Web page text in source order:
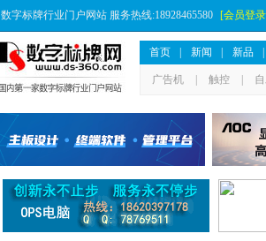
数字标牌行业门户网站 服务热线:18928465580 [会员登
首页 新闻 新品
广告机 触控